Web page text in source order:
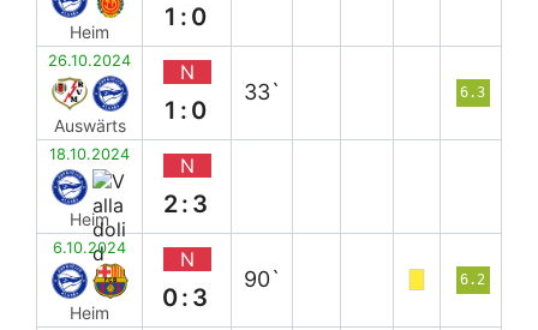
Heim
1:0
26.10.2024
Auswärts
N
1:0
33` 6.3
18.10.2024
Heim
N
2:3
6.10.2024
Heim
N
0:3
90` 6.2